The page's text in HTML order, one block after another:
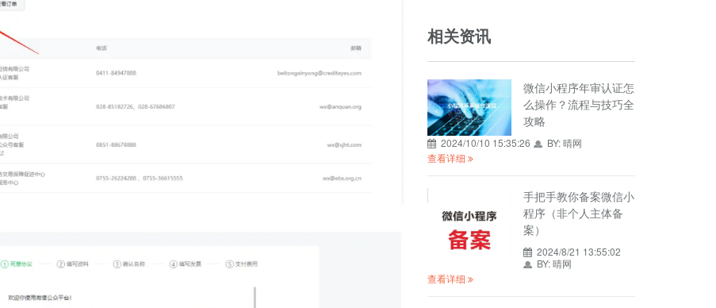
相关资讯
微信小程序年审认证怎
么操作？流程与技巧全
攻略
2024/10/10 15:35:26 BY:晴网
查看详细
手把手教你备案微信小
程序（非个人主体备
案）
2024/8/21 13:55:02
BY:晴网
查看详细